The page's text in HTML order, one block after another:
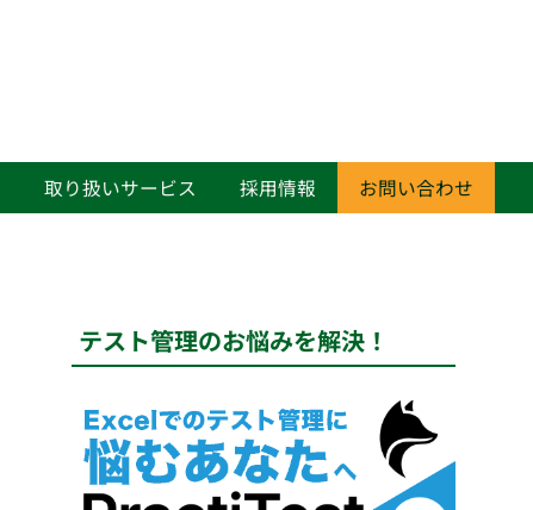
取り扱いサービス 採用情報 お問い合わせ
テスト管理のお悩みを解決！